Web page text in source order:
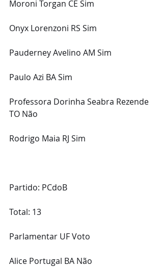
Moroni Torgan CE Sim
Onyx Lorenzoni RS Sim
Pauderney Avelino AM Sim
Paulo Azi BA Sim
Professora Dorinha Seabra Rezende
TO Não
Rodrigo Maia RJ Sim
Partido: PCdoB
Total: 13
Parlamentar UF Voto
Alice Portugal BA Não